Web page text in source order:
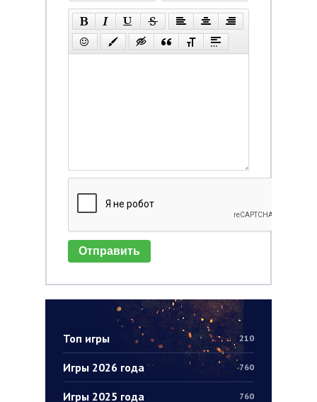
Топ игры 210
Игры 2026 года 760
Игры 2025 года 760
Отправить